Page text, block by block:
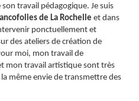
travail pédagogique. Je suis
de La Rochelle et dans
ponctuellement et
des ateliers de création de
moi, mon travail de
mon travail artistique sont très
la même envie de transmettre des